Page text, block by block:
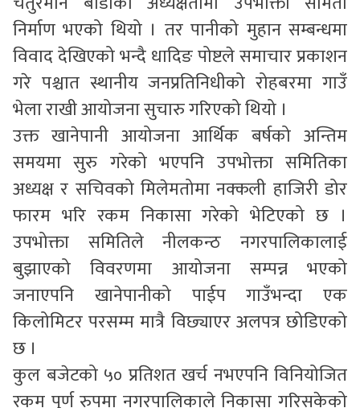
निर्माण भएको थियो । तर पानीको मुहान सम्बन्धमा
विवाद देखिएको भन्दै धादिङ पोष्टले समाचार प्रकाशन
गरे पश्चात स्थानीय जनप्रतिनिधीको रोहबरमा गाउँ
भेला राखी आयोजना सुचारु गरिएको थियो ।
उक्त खानेपानी आयोजना आर्थिक बर्षको अन्तिम
समयमा सुरु गरेको भएपनि उपभोक्ता समितिका
अध्यक्ष र सचिवको मिलेमतोमा नक्कली हाजिरी डोर
फारम भरि रकम निकासा गरेको भेटिएको छ ।
उपभोक्ता समितिले नीलकन्ठ नगरपालिकालाई
बुझाएको विवरणमा आयोजना सम्पन्न भएको
जनाएपनि खानेपानीको पाईप गाउँभन्दा एक
किलोमिटर परसम्म मात्रै विछ्याएर अलपत्र छोडिएको
छ ।
कुल बजेटको ५० प्रतिशत खर्च नभएपनि विनियोजित
रकम पुर्ण रुपमा नगरपालिकाले निकासा गरिसकेको